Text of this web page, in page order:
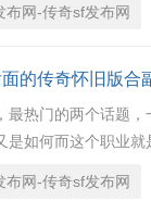
布网-传奇sf发布网
的传奇怀旧版合
最热门的两个话题
是如何而这个职业
布网-传奇sf发布网